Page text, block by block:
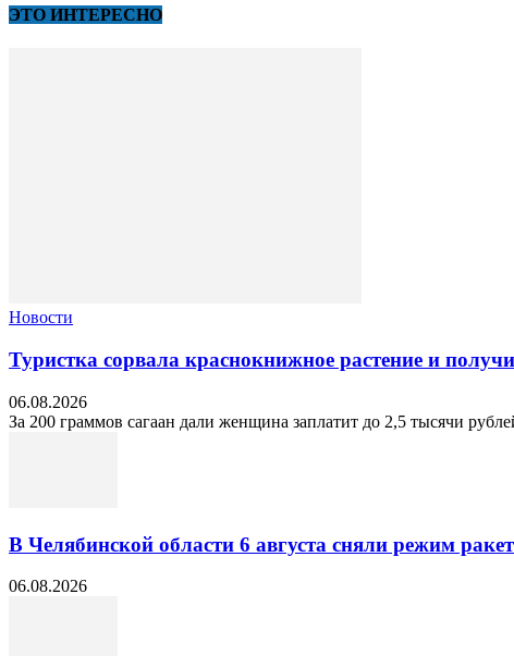
ЭТО ИНТЕРЕСНО
Новости
Туристка сорвала краснокнижное растение и
06.08.2026
За 200 граммов сагаан дали женщина заплатит до 2,5 тысячи
В Челябинской области 6 августа сняли режим
06.08.2026